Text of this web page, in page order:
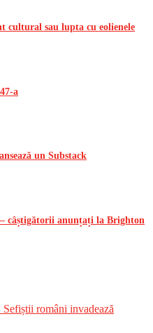
cultural sau lupta cu eolienele
a
un Substack
câștigătorii anunțați la Brighton
români invadează